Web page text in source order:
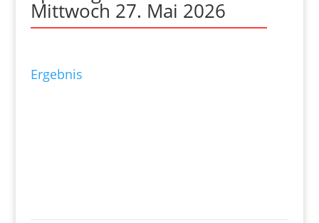
Mittwoch 27. Mai 2026
Ergebnis